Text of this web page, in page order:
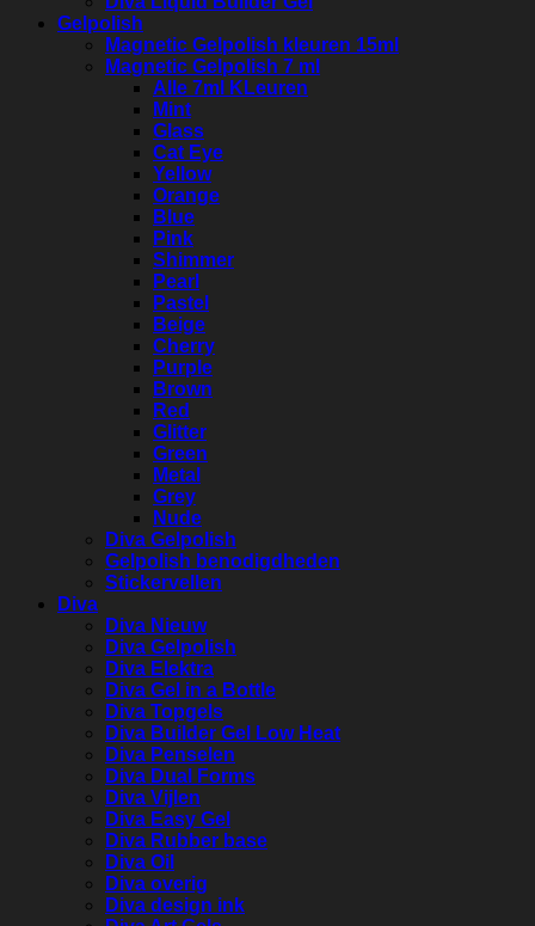
Gelpolish
Magnetic Gelpolish kleuren 15ml
Magnetic Gelpolish 7 ml
Alle 7ml KLeuren
Mint
Glass
Cat Eye
Yellow
Orange
Blue
Pink
Shimmer
Pearl
Pastel
Beige
Cherry
Purple
Brown
Red
Glitter
Green
Metal
Grey
Nude
Diva Gelpolish
Gelpolish benodigdheden
Stickervellen
Diva
Diva Nieuw
Diva Gelpolish
Diva Elektra
Diva Gel in a Bottle
Diva Topgels
Diva Builder Gel Low Heat
Diva Penselen
Diva Dual Forms
Diva Vijlen
Diva Easy Gel
Diva Rubber base
Diva Oil
Diva overig
Diva design ink